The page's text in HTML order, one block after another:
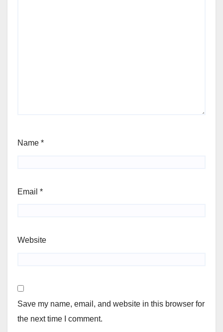
Name *
Email *
Website
Save my name, email, and website in this browser for
the next time I comment.